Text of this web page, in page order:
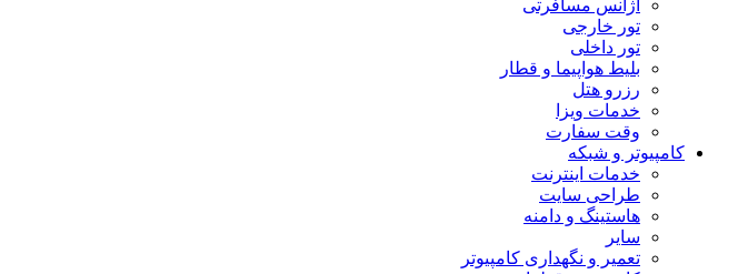
آژانس مسافرتی
تور خارجی
تور داخلی
بلیط هواپیما و قطار
رزرو هتل
خدمات ویزا
وقت سفارت
کامپیوتر و شبکه
خدمات اینترنت
طراحی سایت
هاستینگ و دامنه
سایر
تعمیر و نگهداری کامپیوتر